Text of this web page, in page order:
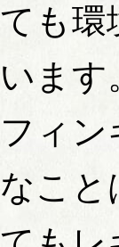
ても環
います
フィ
なこと